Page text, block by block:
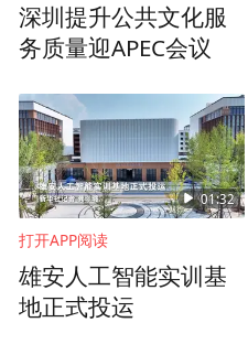
深圳提升公共文化服
务质量迎APEC会议
01:32
打开APP阅读
雄安人工智能实训基
地正式投运